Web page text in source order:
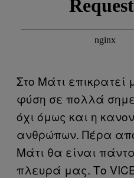
Στο Μάτι επικρατεί
φύση σε πολλά
όχι όμως και η
ανθρώπων. Πέρα από
Μάτι θα είναι
πλευρά μας. Το